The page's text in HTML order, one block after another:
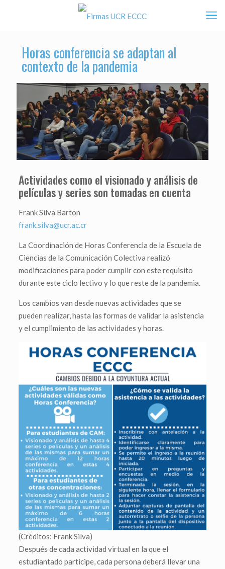
Horas conferencia se adaptan al
contexto de la pandemia
Actividades como el visionado y análisis de
películas y series son tomadas en cuenta
Frank Silva Barton
frank.silva@ucr.ac.cr
La Coordinación de Horas Conferencia de la Escuela de
Ciencias de la Comunicación Colectiva realizó
modificaciones para poder cumplir con este requisito
durante este ciclo lectivo y lo que reste de la pandemia.
Los cambios van desde nuevas actividades que se
pueden realizar, hasta las formas de validar la asistencia
y el cumplimiento de las actividades y horas.
(Créditos: Frank Silva)
Después de cada actividad virtual en la que el
estudiantado participe, cada persona deberá llevar una